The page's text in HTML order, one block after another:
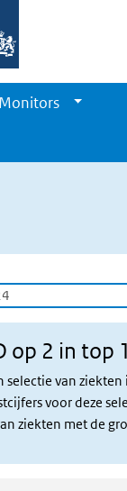
Monitors
op 2 in top
selectie van
voor deze
ziekten met de